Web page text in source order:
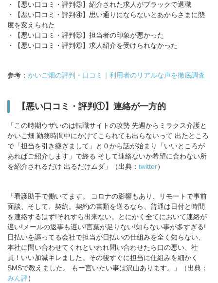
・【悪い口コミ・評判③】紹介された求人がブラックで退職
・【悪い口コミ・評判④】思い通りにならないとあからさまに態
度を変えられた
・【悪い口コミ・評判⑤】担当者の印象が悪かった
・【悪い口コミ・評判⑥】求人紹介を受けられなかった
参考： かいご畑の評判・口コミ｜利用者のリアルな声を徹底調査
【悪い口コミ・評判①】連絡が一方的
「この時期ウザいのは転職サイトの攻勢 先週からミラクス介護と
かいご畑 勤務時間中にかけてこられても出らないって 出たところ
で「担当を引き継ぎまして」と０から話が始まり「いいところが
あればご紹介します」で終る そして連絡ないか希望に合わない所
を紹介されるだけ 出るだけムダ」（出典： twitter）
「看護助手で働いてます。 コロナの影響もあり、リモートで事前
面談、そして、契約。契約の書類を送るなら、普通は日付と時間
を連絡するはず!それすら出来ない。とにかく全てにおいて連絡が
遅い!メールの返事も遅い!言葉が足りない!知らない事が多すぎる!
日払いを謳ってる会社で担当が日払いの仕組みを全く知らない、
本社に問い合わせてくれといわれ問い合わせたら口の悪い、社
員！いい加減キレました。その後すぐに担当に仕組みを細かく
SMSで教えました。 もー言いたい事は沢山あります。」（出典：
みん評）